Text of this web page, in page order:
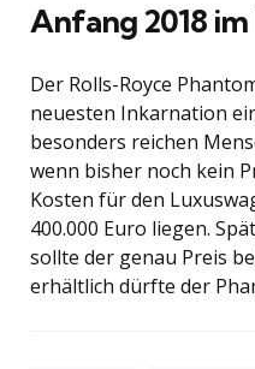
Anfang 2018
Der Rolls-Royce
neuesten Inkarnation
besonders reichen
wenn bisher noch kein
Kosten für den
400.000 Euro liegen.
sollte der genau Preis
erhältlich dürfte der